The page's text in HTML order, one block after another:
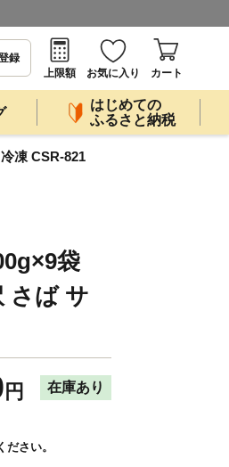
録
上限額
お気に入り カート
はじめての
ふるさと納税
凍 CSR-821
袋
さば サ
円 在庫あり
ださい。